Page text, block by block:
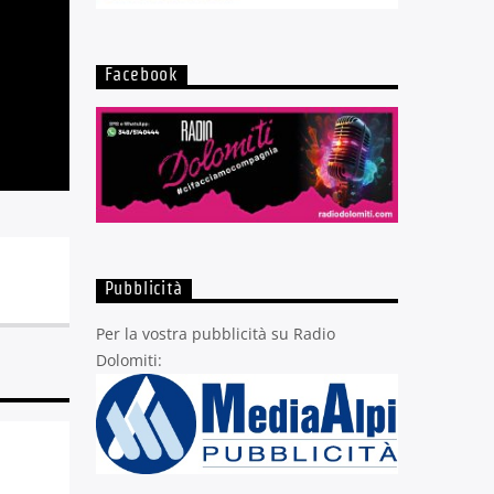
Facebook
Pubblicità
Per la vostra pubblicità su Radio
Dolomiti: